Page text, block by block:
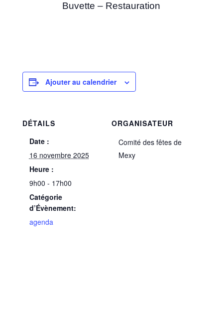
Buvette – Restauration
Ajouter au calendrier
DÉTAILS
Date :
16 novembre 2025
Heure :
9h00 - 17h00
Catégorie
d’Évènement:
agenda
ORGANISATEUR
Comité des fêtes de
Mexy